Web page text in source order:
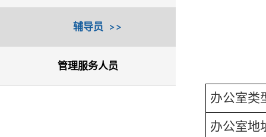
辅导员
管理服务人员
办公室类
办公室地